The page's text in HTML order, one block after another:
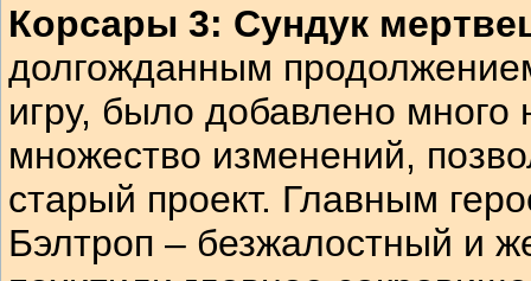
Корсары 3: Сундук
долгожданным
игру, было добавлено
множество изменений,
старый проект. Главным
Бэлтроп – безжалостный и